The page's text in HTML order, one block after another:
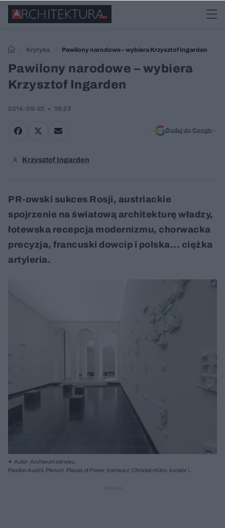
Krytyka Pawilony narodowe – wybiera Krzysztof Ingarden
Pawilony narodowe – wybiera
Krzysztof Ingarden
2014-09-22 19:23
Dodaj do Google
Krzysztof Ingarden
PR-owski sukces Rosji, austriackie
spojrzenie na światową architekturę władzy,
łotewska recepcja modernizmu, chorwacka
precyzja, francuski dowcip i polska... ciężka
artyleria.
Autor: Archiwum serwisu
Pawilon Austrii, Plenum. Places of Power, komisarz: Christian Kühn, kurator i